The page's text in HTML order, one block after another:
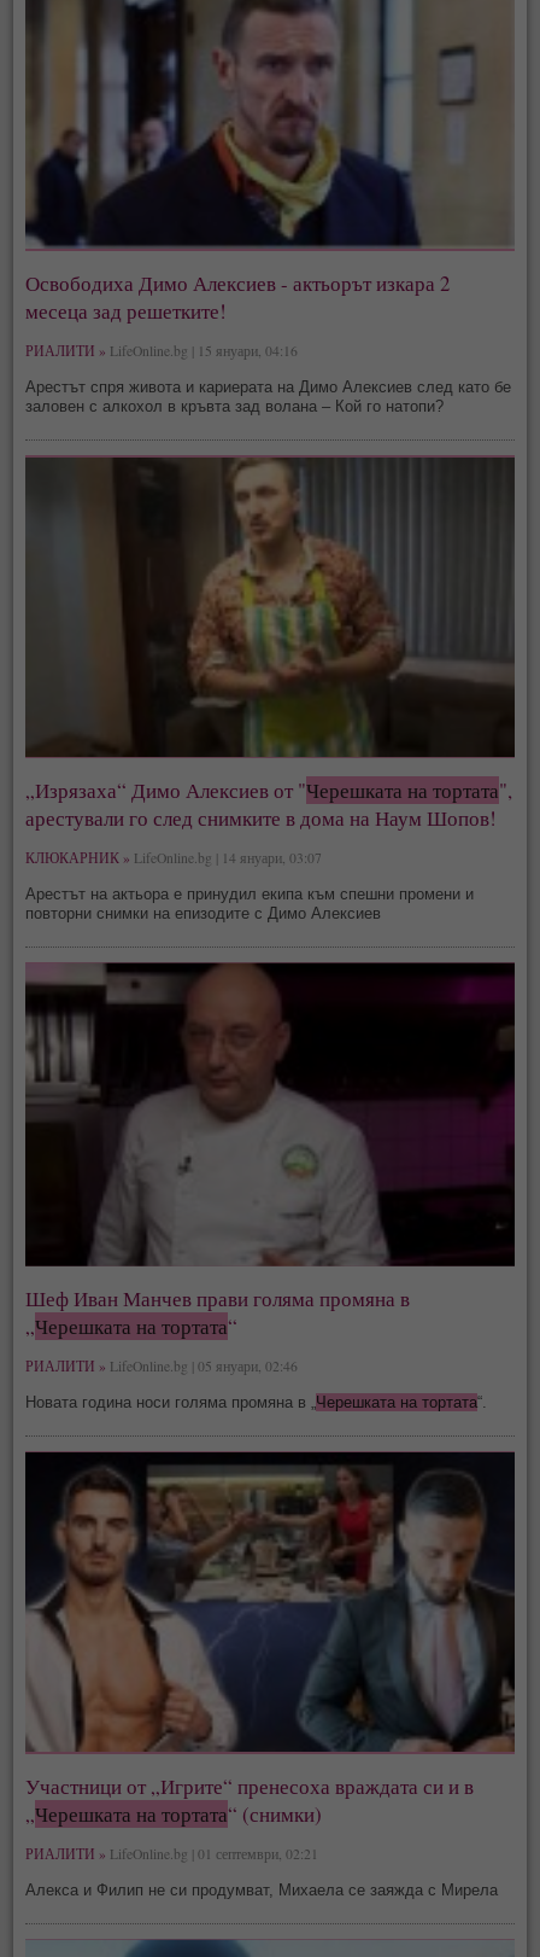
Освободиха Димо Алексиев - актьорът изкара 2
месеца зад решетките!
РИАЛИТИ » LifeOnline.bg | 15 януари, 04:16
Арестът спря живота и кариерата на Димо Алексиев след като бе
заловен с алкохол в кръвта зад волана – Кой го натопи?
„Изрязаха“ Димо Алексиев от "Черешката на тортата",
арестували го след снимките в дома на Наум Шопов!
КЛЮКАРНИК » LifeOnline.bg | 14 януари, 03:07
Арестът на актьора е принудил екипа към спешни промени и
повторни снимки на епизодите с Димо Алексиев
Шеф Иван Манчев прави голяма промяна в
„Черешката на тортата“
РИАЛИТИ » LifeOnline.bg | 05 януари, 02:46
Новата година носи голяма промяна в „ Черешката на тортата“.
Участници от „Игрите“ пренесоха враждата си и в
„Черешката на тортата“ (снимки)
РИАЛИТИ » LifeOnline.bg | 01 септември, 02:21
Алекса и Филип не си продумват, Михаела се заяжда с Мирела